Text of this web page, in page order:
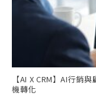
【AI X CRM】AI行銷
機轉化